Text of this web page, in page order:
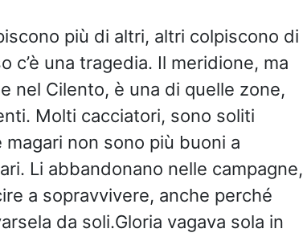
più di altri, altri colpiscono di
c’è una tragedia. Il meridione, ma
nel Cilento, è una di quelle zone,
Molti cacciatori, sono soliti
non sono più buoni a
Li abbandonano nelle campagne,
a sopravvivere, anche perché
da soli.Gloria vagava sola in